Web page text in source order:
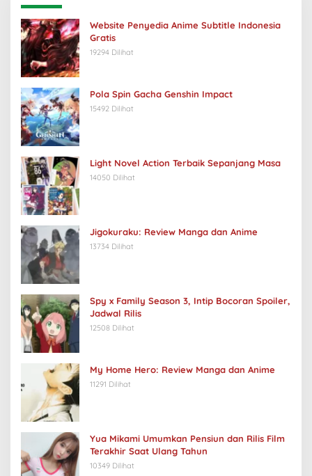
Website Penyedia Anime Subtitle Indonesia
Gratis
19294 Dilihat
Pola Spin Gacha Genshin Impact
15492 Dilihat
Light Novel Action Terbaik Sepanjang Masa
14050 Dilihat
Jigokuraku: Review Manga dan Anime
13734 Dilihat
Spy x Family Season 3, Intip Bocoran Spoiler,
Jadwal Rilis
12508 Dilihat
My Home Hero: Review Manga dan Anime
11291 Dilihat
Yua Mikami Umumkan Pensiun dan Rilis Film
Terakhir Saat Ulang Tahun
10349 Dilihat